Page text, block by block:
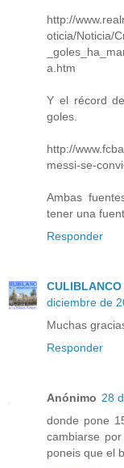
http://
oticia/Noticia/
a.htm
Y el récord
goles.
http://
messi-se-
Ambas
tener una
Responder
diciembre de
Muchas
Responder
Anónimo 28
donde pone
cambiarse
poneis que el